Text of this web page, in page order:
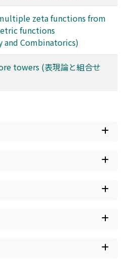
zeta functions from
functions
and Combinatorics)
towers (表現論と組合せ